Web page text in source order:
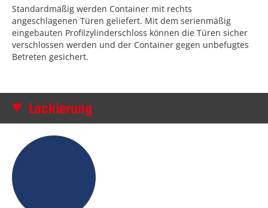
Standardmäßig werden Container mit rechts
angeschlagenen Türen geliefert. Mit dem serienmäßig
eingebauten Profilzylinderschloss können die Türen sicher
verschlossen werden und der Container gegen unbefugtes
Betreten gesichert.
Lackierung